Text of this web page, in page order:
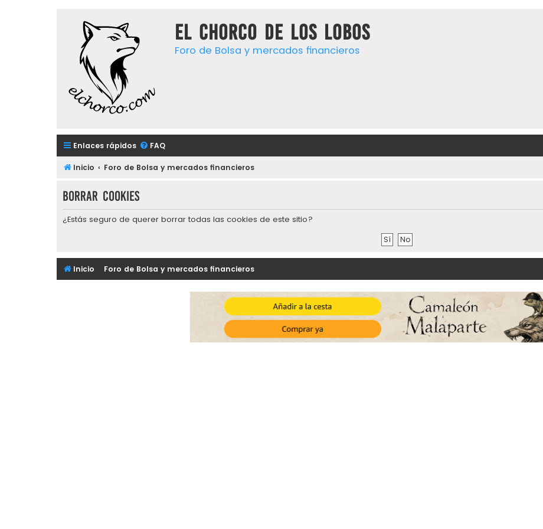
El chorco de los lobos
Foro de Bolsa y mercados financieros
Enlaces rápidos FAQ
Inicio Foro de Bolsa y mercados financieros
Borrar cookies
¿Estás seguro de querer borrar todas las cookies de este sitio?
Inicio Foro de Bolsa y mercados financieros